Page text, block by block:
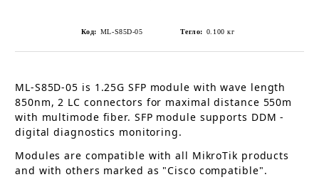
Код: ML-S85D-05 Тегло: 0.100 кг
ML-S85D-05 is 1.25G SFP module with wave length
850nm, 2 LC connectors for maximal distance 550m
with multimode fiber. SFP module supports DDM -
digital diagnostics monitoring.
Modules are compatible with all MikroTik products
and with others marked as "Cisco compatible".